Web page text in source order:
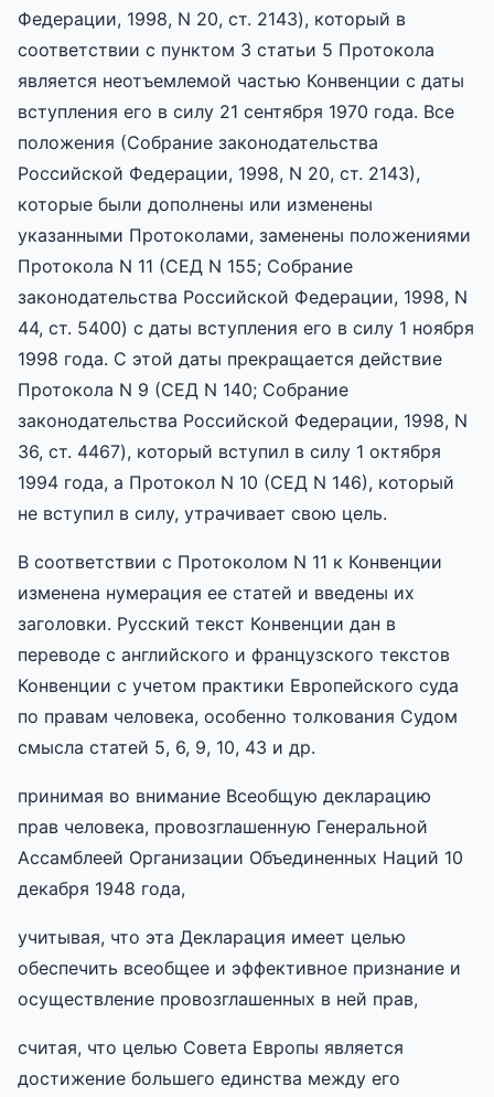
Федерации, 1998, N 20, ст. 2143), который в
соответствии с пунктом 3 статьи 5 Протокола
является неотъемлемой частью Конвенции с даты
вступления его в силу 21 сентября 1970 года. Все
положения (Собрание законодательства
Российской Федерации, 1998, N 20, ст. 2143),
которые были дополнены или изменены
указанными Протоколами, заменены положениями
Протокола N 11 (СЕД N 155; Собрание
законодательства Российской Федерации, 1998, N
44, ст. 5400) с даты вступления его в силу 1 ноября
1998 года. С этой даты прекращается действие
Протокола N 9 (СЕД N 140; Собрание
законодательства Российской Федерации, 1998, N
36, ст. 4467), который вступил в силу 1 октября
1994 года, а Протокол N 10 (СЕД N 146), который
не вступил в силу, утрачивает свою цель.
В соответствии с Протоколом N 11 к Конвенции
изменена нумерация ее статей и введены их
заголовки. Русский текст Конвенции дан в
переводе с английского и французского текстов
Конвенции с учетом практики Европейского суда
по правам человека, особенно толкования Судом
смысла статей 5, 6, 9, 10, 43 и др.
принимая во внимание Всеобщую декларацию
прав человека, провозглашенную Генеральной
Ассамблеей Организации Объединенных Наций 10
декабря 1948 года,
учитывая, что эта Декларация имеет целью
обеспечить всеобщее и эффективное признание и
осуществление провозглашенных в ней прав,
считая, что целью Совета Европы является
достижение большего единства между его